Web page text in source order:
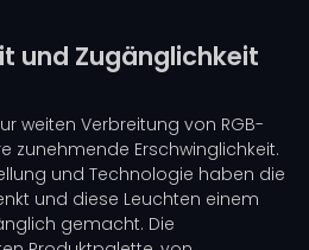
und Zugänglichkeit
weiten Verbreitung von RGB-
zunehmende Erschwinglichkeit.
und Technologie haben die
und diese Leuchten einem
gemacht. Die